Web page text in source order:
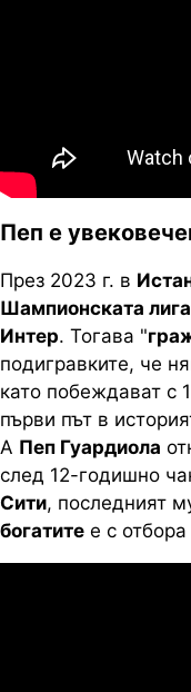
Пеп е
През 2023 г. в
Шампионската лига
Интер. Тогава "
подигравките, че
като побеждават с
първи път в
А Пеп Гуардиола
след 12-годишно
Сити, последният
богатите е с отбора